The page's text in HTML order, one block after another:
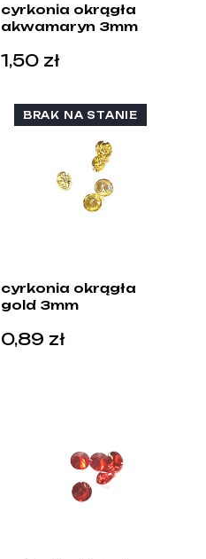
cyrkonia okrągła
akwamaryn 3mm
1,50 zł
BRAK NA STANIE
cyrkonia okrągła
gold 3mm
0,89 zł